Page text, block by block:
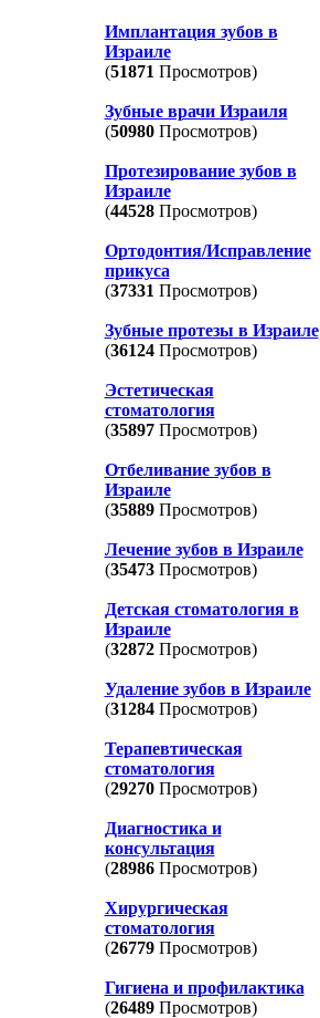
Имплантация зубов в
Израиле
(51871 Просмотров)
Зубные врачи Израиля
(50980Просмотров)
Протезирование зубов в
Израиле
(44528Просмотров)
Ортодонтия/Исправление
прикуса
(37331 Просмотров)
Зубные протезы в Израиле
(36124Просмотров)
Эстетическая
стоматология
(35897Просмотров)
Отбеливание зубов в
Израиле
(35889Просмотров)
Лечение зубов в Израиле
(35473Просмотров)
Детская стоматология в
Израиле
(32872Просмотров)
Удаление зубов в Израиле
(31284Просмотров)
Терапевтическая
стоматология
(29270Просмотров)
Диагностика и
консультация
(28986Просмотров)
Хирургическая
стоматология
(26779Просмотров)
Гигиена и профилактика
(26489Просмотров)